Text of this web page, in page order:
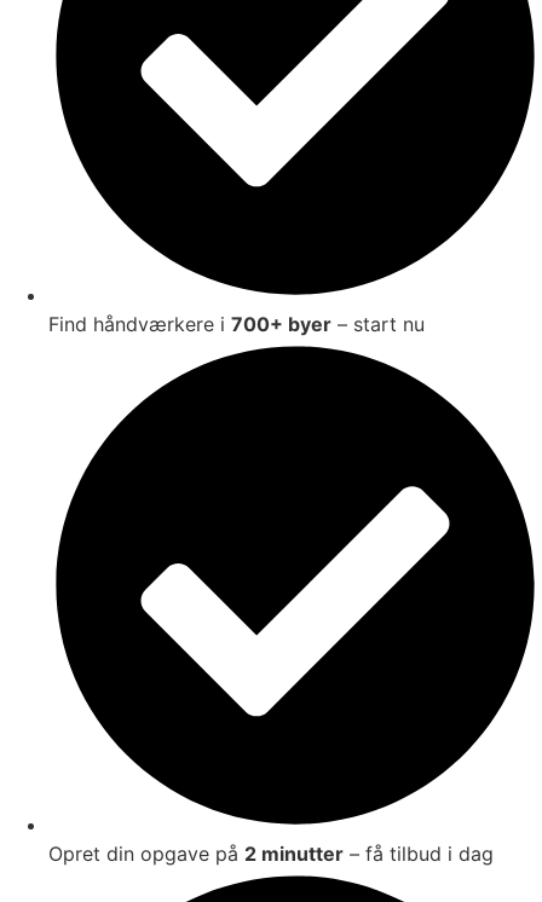
Find håndværkere i 700+ byer – start nu
Opret din opgave på 2 minutter – få tilbud i dag